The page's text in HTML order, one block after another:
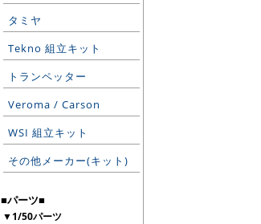
タミヤ
Tekno 組立キット
トランペッター
Veroma / Carson
WSI 組立キット
その他メーカー(キット)
■パーツ■
▼1/50パーツ